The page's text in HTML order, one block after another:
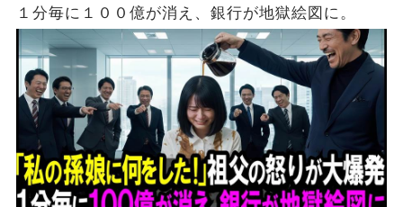
１分毎に１００億が消え、銀行が地獄絵図に。